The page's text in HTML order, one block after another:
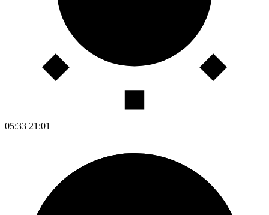
05:33 21:01